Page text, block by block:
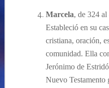
Marcela, de 324
Estableció en su
cristiana, oración,
comunidad. Ella
Jerónimo de Estrid
Nuevo